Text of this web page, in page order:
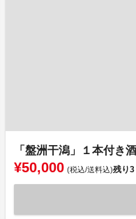
「盤洲干潟」１本付き
¥50,000 (税込/送料込)残り3